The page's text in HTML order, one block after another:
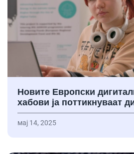
Новите Европски
хабови ја поттикнуваат
мај 14, 2025